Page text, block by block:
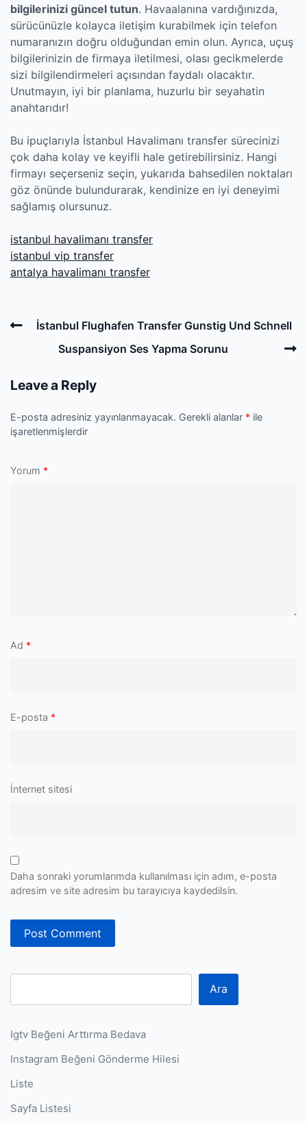
bilgilerinizi güncel tutun. Havaalanına vardığınızda,
sürücünüzle kolayca iletişim kurabilmek için telefon
numaranızın doğru olduğundan emin olun. Ayrıca, uçuş
bilgilerinizin de firmaya iletilmesi, olası gecikmelerde
sizi bilgilendirmeleri açısından faydalı olacaktır.
Unutmayın, iyi bir planlama, huzurlu bir seyahatin
anahtarıdır!
Bu ipuçlarıyla İstanbul Havalimanı transfer sürecinizi
çok daha kolay ve keyifli hale getirebilirsiniz. Hangi
firmayı seçerseniz seçin, yukarıda bahsedilen noktaları
göz önünde bulundurarak, kendinize en iyi deneyimi
sağlamış olursunuz.
istanbul havalimanı transfer
istanbul vip transfer
antalya havalimanı transfer
Post
navigation
Previousİstanbul Flughafen Transfer Gunstig Und Schnell
Suspansiyon Ses Yapma Sorunu
Leave a Reply
E-posta adresiniz yayınlanmayacak. Gerekli alanlar * ile
işaretlenmişlerdir
Yorum *
Ad *
E-posta *
İnternet sitesi
Daha sonraki yorumlarımda kullanılması için adım, e-posta
adresim ve site adresim bu tarayıcıya kaydedilsin.
Ara
Igtv Beğeni Arttırma Bedava
Instagram Beğeni Gönderme Hilesi
Liste
Sayfa Listesi